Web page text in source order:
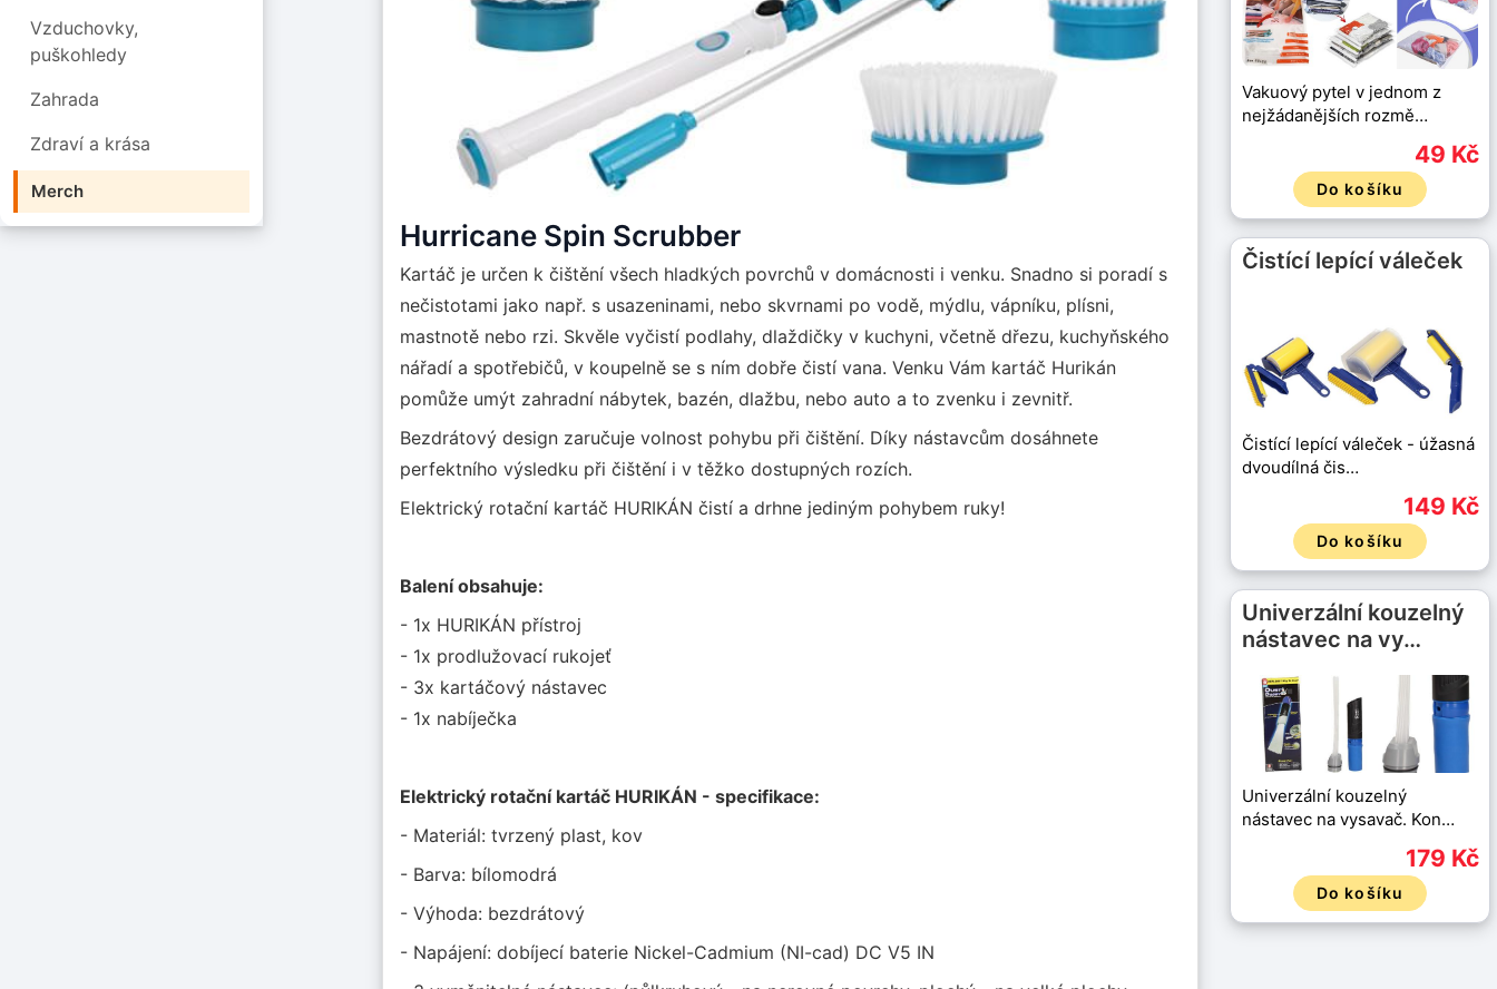
Vzduchovky,
puškohledy
Zahrada
Zdraví a krása
Merch
Hurricane Spin Scrubber
Kartáč je určen k čištění všech hladkých povrchů v domácnosti i venku. Snadno si poradí s
nečistotami jako např. s usazeninami, nebo skvrnami po vodě, mýdlu, vápníku, plísni,
mastnotě nebo rzi. Skvěle vyčistí podlahy, dlaždičky v kuchyni, včetně dřezu, kuchyňského
nářadí a spotřebičů, v koupelně se s ním dobře čistí vana. Venku Vám kartáč Hurikán
pomůže umýt zahradní nábytek, bazén, dlažbu, nebo auto a to zvenku i zevnitř.
Bezdrátový design zaručuje volnost pohybu při čištění. Díky nástavcům dosáhnete
perfektního výsledku při čištění i v těžko dostupných rozích.
Elektrický rotační kartáč HURIKÁN čistí a drhne jediným pohybem ruky!
Balení obsahuje:
- 1x HURIKÁN přístroj
- 1x prodlužovací rukojeť
- 3x kartáčový nástavec
- 1x nabíječka
Elektrický rotační kartáč HURIKÁN - specifikace:
- Materiál: tvrzený plast, kov
- Barva: bílomodrá
- Výhoda: bezdrátový
- Napájení: dobíjecí baterie Nickel-Cadmium (NI-cad) DC V5 IN
Vakuový pytel v jednom z
nejžádanějších rozmě…
49 Kč
Do košíku
Čistící lepící váleček
Čistící lepící váleček - úžasná
dvoudílná čis…
149 Kč
Do košíku
Univerzální kouzelný
nástavec na vy…
Univerzální kouzelný
nástavec na vysavač. Kon…
179 Kč
Do košíku